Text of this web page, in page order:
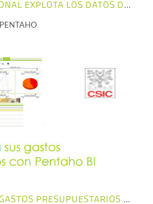
AMNISTÍA INTERNACIONAL EXPLOTA LOS DATOS DE SU CRM CON PENTAHO BI
PENTAHO
+ info
EL CSIC ANALIZA SUS GASTOS PRESUPUESTARIOS CON PENTAHO BI